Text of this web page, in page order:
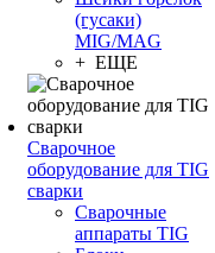
(гусаки)
MIG/MAG
+ ЕЩЕ
Сварочное
оборудование для TIG
сварки
Сварочные
аппараты TIG